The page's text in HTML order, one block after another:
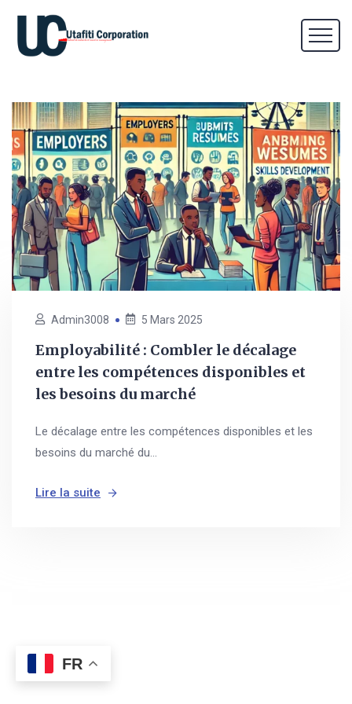
Admin3008 5 Mars 2025
Employabilité : Combler le décalage
entre les compétences disponibles et
les besoins du marché
Le décalage entre les compétences disponibles et les
besoins du marché du...
Lire la suite
FR